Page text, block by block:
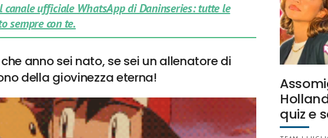
canale ufficiale WhatsApp di Daninseries: tutte le
sempre con te.
anno sei nato, se sei un allenatore di
della giovinezza eterna!
quiz e